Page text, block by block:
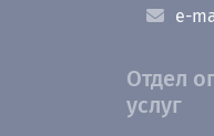
e-
Отдел
услуг